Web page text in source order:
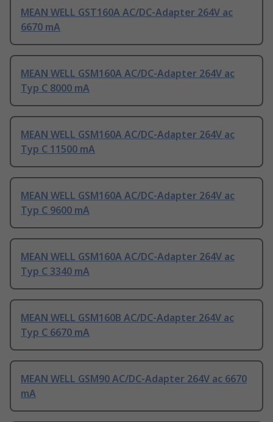
MEAN WELL GST160A AC/DC-Adapter 264V ac
6670 mA
MEAN WELL GSM160A AC/DC-Adapter 264V ac
Typ C 8000 mA
MEAN WELL GSM160A AC/DC-Adapter 264V ac
Typ C 11500 mA
MEAN WELL GSM160A AC/DC-Adapter 264V ac
Typ C 9600 mA
MEAN WELL GSM160A AC/DC-Adapter 264V ac
Typ C 3340 mA
MEAN WELL GSM160B AC/DC-Adapter 264V ac
Typ C 6670 mA
MEAN WELL GSM90 AC/DC-Adapter 264V ac 6670
mA